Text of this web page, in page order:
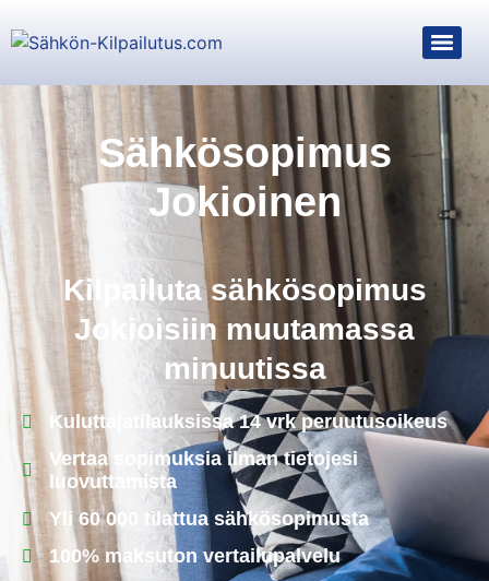
Sähkösopimus
Jokioinen
Kilpailuta sähkösopimus
Jokioisiin muutamassa
minuutissa
Kuluttajatilauksissa 14 vrk peruutusoikeus
Vertaa sopimuksia ilman tietojesi
luovuttamista
Yli 60 000 tilattua sähkösopimusta
100% maksuton vertailupalvelu